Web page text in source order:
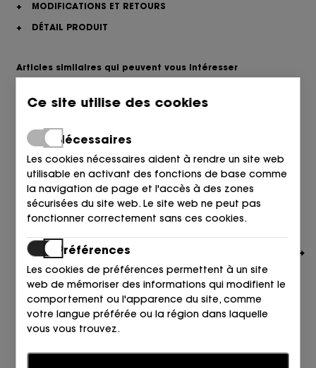
+
MODIFICATIONS ET RETOURS
+
DÉTAIL PRODUIT
Articles similaires qui peuvent vous intéresser
TOMMY HILFIGER
Ce site utilise des cookies
Nécessaires
Les cookies nécessaires aident à rendre un site web
utilisable en activant des fonctions de base comme
la navigation de page et l'accès à des zones
sécurisées du site web. Le site web ne peut pas
fonctionner correctement sans ces cookies.
Préférences
Les cookies de préférences permettent à un site
web de mémoriser des informations qui modifient le
comportement ou l'apparence du site, comme
votre langue préférée ou la région dans laquelle
vous vous trouvez.